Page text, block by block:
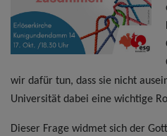
wir dafür tun, dass sie nicht
Universität dabei eine wichtige
Dieser Frage widmet sich der